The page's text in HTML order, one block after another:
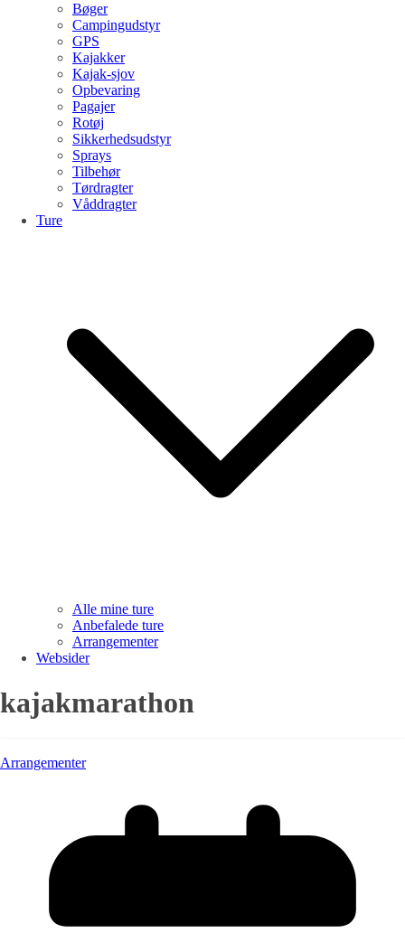
Bøger
Campingudstyr
GPS
Kajakker
Kajak-sjov
Opbevaring
Pagajer
Rotøj
Sikkerhedsudstyr
Sprays
Tilbehør
Tørdragter
Våddragter
Ture
Alle mine ture
Anbefalede ture
Arrangementer
Websider
kajakmarathon
Arrangementer